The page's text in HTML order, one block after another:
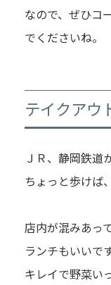
なので、ぜひコ
でくださいね。
テイクアウ
ＪＲ、静岡鉄道
ちょっと歩けば
店内が混みあっ
ランチもいいで
キレイで野菜い